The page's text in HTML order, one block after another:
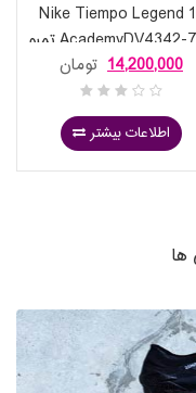
Nike Tiempo Legend
AcademyDV4342-700 تمپو
لجند 10آکادمی چمن
مصنوعی
14,200,000
اطلاعات بیشتر
ها